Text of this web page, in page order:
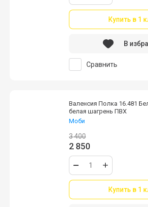
Купить в 1
Сравнить
В
Валенсия Полка 16.481
белая шагрень ПВХ
Моби
3 400
2 850
Купить в 1